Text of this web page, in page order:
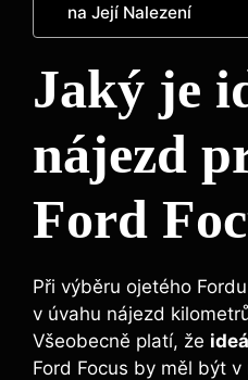
na Její Nalezení
Jaký je
nájezd
Ford
Při výběru ojetého
v úvahu nájezd
Všeobecně platí, že
Ford Focus by měl být v